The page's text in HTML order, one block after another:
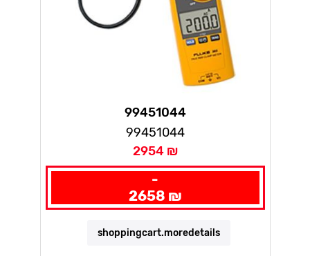
99451044
99451044
2954 ₪
-
2658 ₪
shoppingcart.moredetails